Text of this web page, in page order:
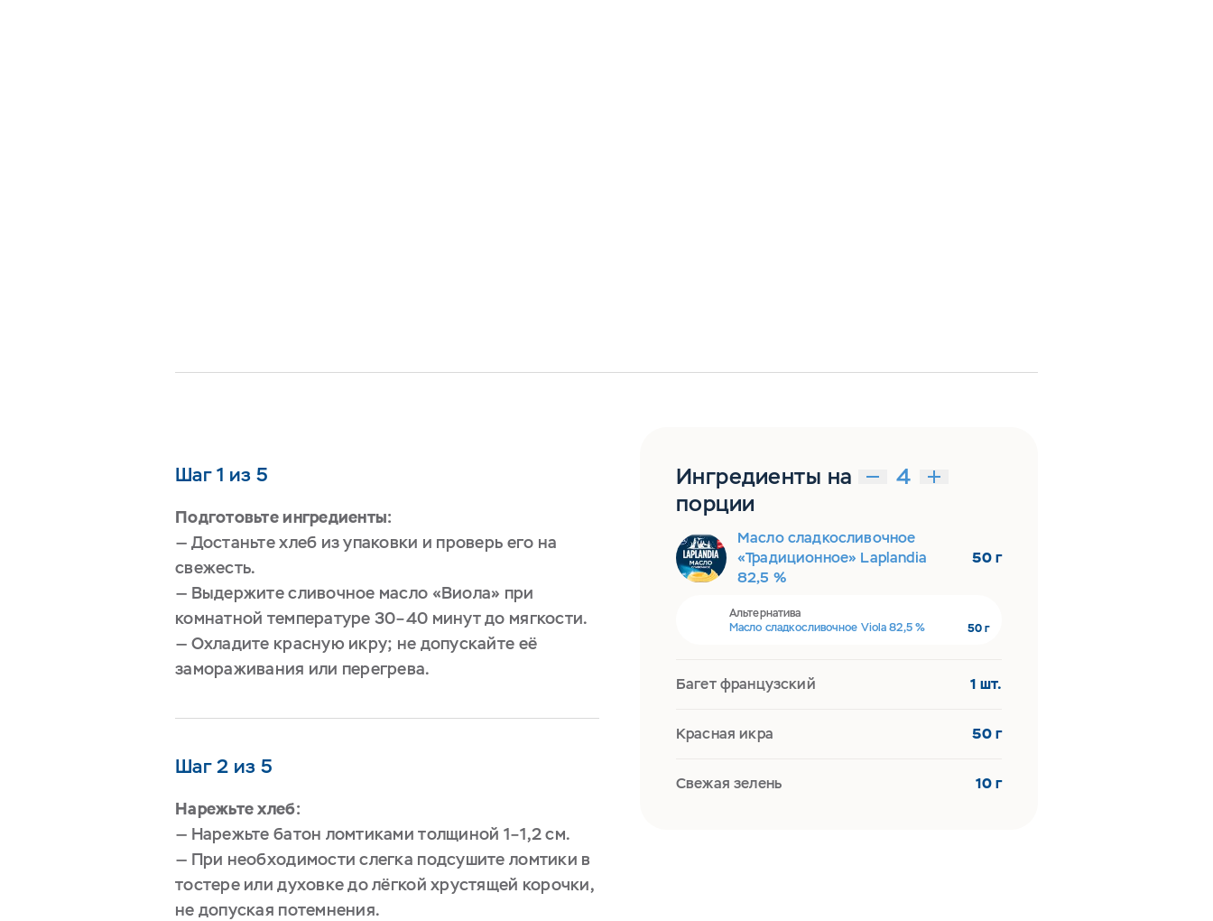
Шаг 1 из 5
Подготовьте ингредиенты:
— Достаньте хлеб из упаковки и проверь его на
свежесть.
— Выдержите сливочное масло «Виола» при
комнатной температуре 30–40 минут до мягкости.
— Охладите красную икру; не допускайте её
замораживания или перегрева.
Шаг 2 из 5
Нарежьте хлеб:
— Нарежьте батон ломтиками толщиной 1–1,2 см.
— При необходимости слегка подсушите ломтики в
тостере или духовке до лёгкой хрустящей корочки,
не допуская потемнения.
Ингредиенты на
порции
Масло сладкосливочное
«Традиционное» Laplandia
82,5 %
50 г
Альтернатива
Масло сладкосливочное Viola 82,5 %
50 г
Багет французский 1 шт.
Красная икра 50 г
Свежая зелень 10 г